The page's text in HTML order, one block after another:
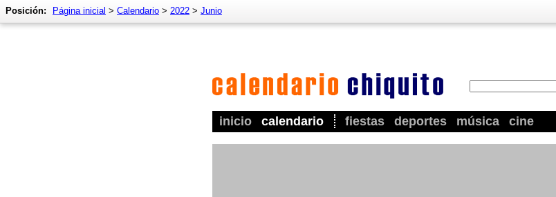
inicio calendario fiestas deportes música cine
Posición: Página inicial > Calendario > 2022 > Junio